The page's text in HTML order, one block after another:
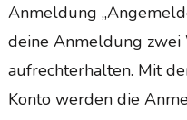
Anmeldung
deine Anmeldung zwei
aufrechterhalten. Mit
Konto werden die